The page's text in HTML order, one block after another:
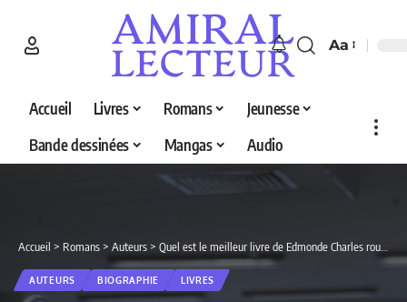
Aa
Accueil Livres Romans
Jeunesse
Bande dessinées
Mangas Audio
Accueil > Romans> Auteurs > Quel est le meilleur livre de Edmonde Charles roux en 2026 ? Découvrez nos 2 sélections
AUTEURS BIOGRAPHIE LIVRES